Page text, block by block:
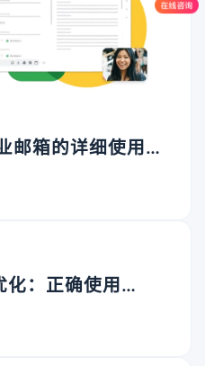
邮箱的详细使用全
：正确使用